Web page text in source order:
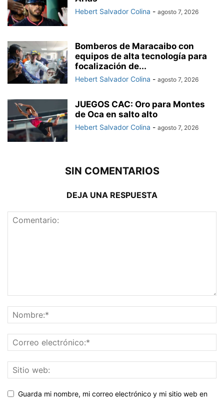
Hebert Salvador Colina - agosto 7, 2026
Bomberos de Maracaibo con
equipos de alta tecnología para
focalización de...
Hebert Salvador Colina - agosto 7, 2026
JUEGOS CAC: Oro para Montes
de Oca en salto alto
Hebert Salvador Colina - agosto 7, 2026
SIN COMENTARIOS
DEJA UNA RESPUESTA
Guarda mi nombre, mi correo electrónico y mi sitio web en